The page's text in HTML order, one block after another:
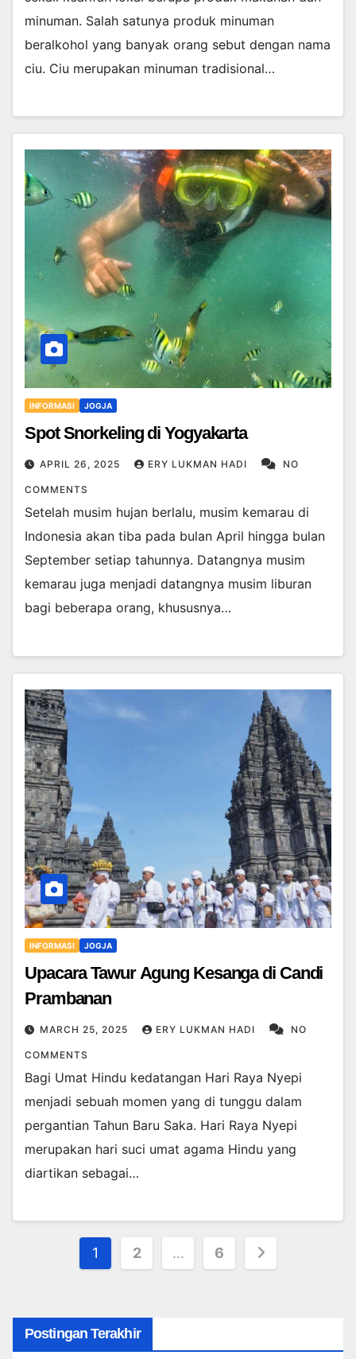
minuman. Salah satunya produk minuman
beralkohol yang banyak orang sebut dengan nama
ciu. Ciu merupakan minuman tradisional…
INFORMASI JOGJA
Spot Snorkeling di Yogyakarta
APRIL 26, 2025 ERY LUKMAN HADI NO
COMMENTS
Setelah musim hujan berlalu, musim kemarau di
Indonesia akan tiba pada bulan April hingga bulan
September setiap tahunnya. Datangnya musim
kemarau juga menjadi datangnya musim liburan
bagi beberapa orang, khususnya…
INFORMASI JOGJA
Upacara Tawur Agung Kesanga di Candi
Prambanan
MARCH 25, 2025 ERY LUKMAN HADI NO
COMMENTS
Bagi Umat Hindu kedatangan Hari Raya Nyepi
menjadi sebuah momen yang di tunggu dalam
pergantian Tahun Baru Saka. Hari Raya Nyepi
merupakan hari suci umat agama Hindu yang
diartikan sebagai…
Posts
1 2 … 6
Postingan Terakhir